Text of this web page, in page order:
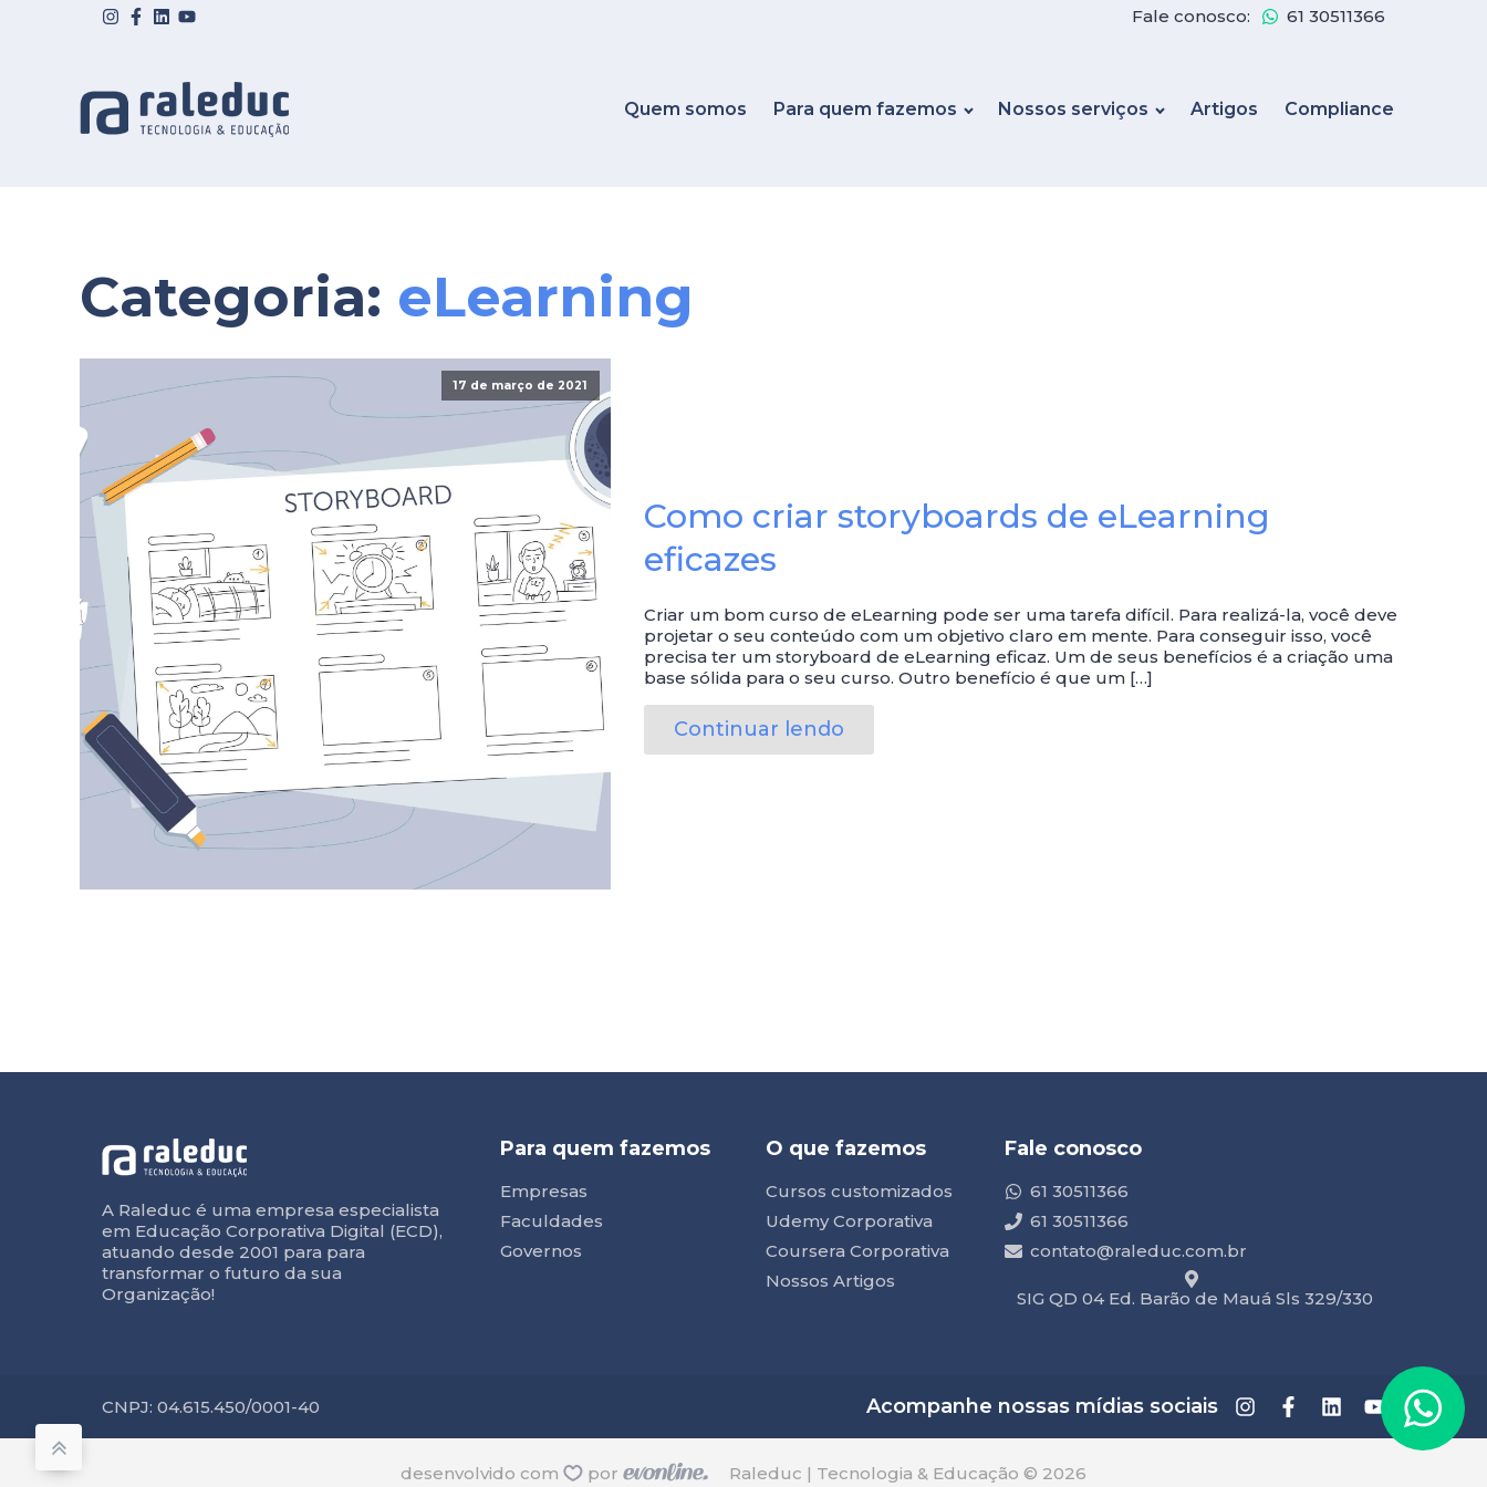
Fale conosco: 61 30511366
Quem somos Para quem fazemos Nossos serviços Artigos Compliance
Categoria: eLearning
17 de março de 2021
Como criar storyboards de eLearning
eficazes
Criar um bom curso de eLearning pode ser uma tarefa difícil. Para realizá-la, você deve
projetar o seu conteúdo com um objetivo claro em mente. Para conseguir isso, você
precisa ter um storyboard de eLearning eficaz. Um de seus benefícios é a criação uma
base sólida para o seu curso. Outro benefício é que um […]
Continuar lendo
A Raleduc é uma empresa especialista
em Educação Corporativa Digital (ECD),
atuando desde 2001 para para
transformar o futuro da sua
Organização!
Para quem fazemos
Empresas
Faculdades
Governos
O que fazemos
Cursos customizados
Udemy Corporativa
Coursera Corporativa
Nossos Artigos
Fale conosco
61 30511366
61 30511366
contato@raleduc.com.br
SIG QD 04 Ed. Barão de Mauá Sls 329/330
CNPJ: 04.615.450/0001-40 Acompanhe nossas mídias sociais
desenvolvido com por Raleduc | Tecnologia & Educação © 2026